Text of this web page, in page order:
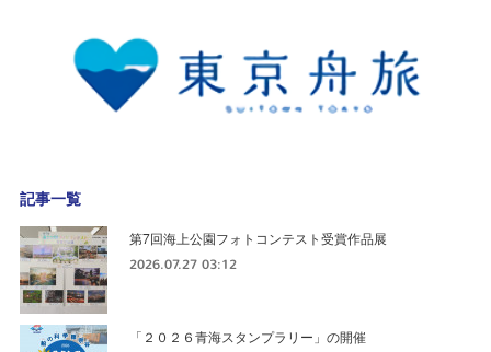
記事一覧
第7回海上公園フォトコンテスト受賞作品展
2026.07.27 03:12
「２０２６青海スタンプラリー」の開催